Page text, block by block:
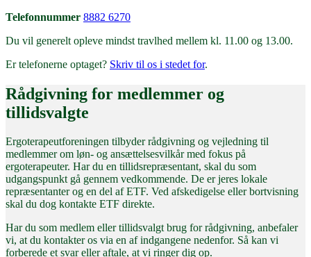
Telefonnummer 8882 6270
Du vil generelt opleve mindst travlhed mellem kl. 11.00 og 13.00.
Er telefonerne optaget? Skriv til os i stedet for.
Rådgivning for medlemmer og
tillidsvalgte
Ergoterapeutforeningen tilbyder rådgivning og vejledning til
medlemmer om løn- og ansættelsesvilkår med fokus på
ergoterapeuter. Har du en tillidsrepræsentant, skal du som
udgangspunkt gå gennem vedkommende. De er jeres lokale
repræsentanter og en del af ETF. Ved afskedigelse eller bortvisning
skal du dog kontakte ETF direkte.
Har du som medlem eller tillidsvalgt brug for rådgivning, anbefaler
vi, at du kontakter os via en af indgangene nedenfor. Så kan vi
forberede et svar eller aftale, at vi ringer dig op.